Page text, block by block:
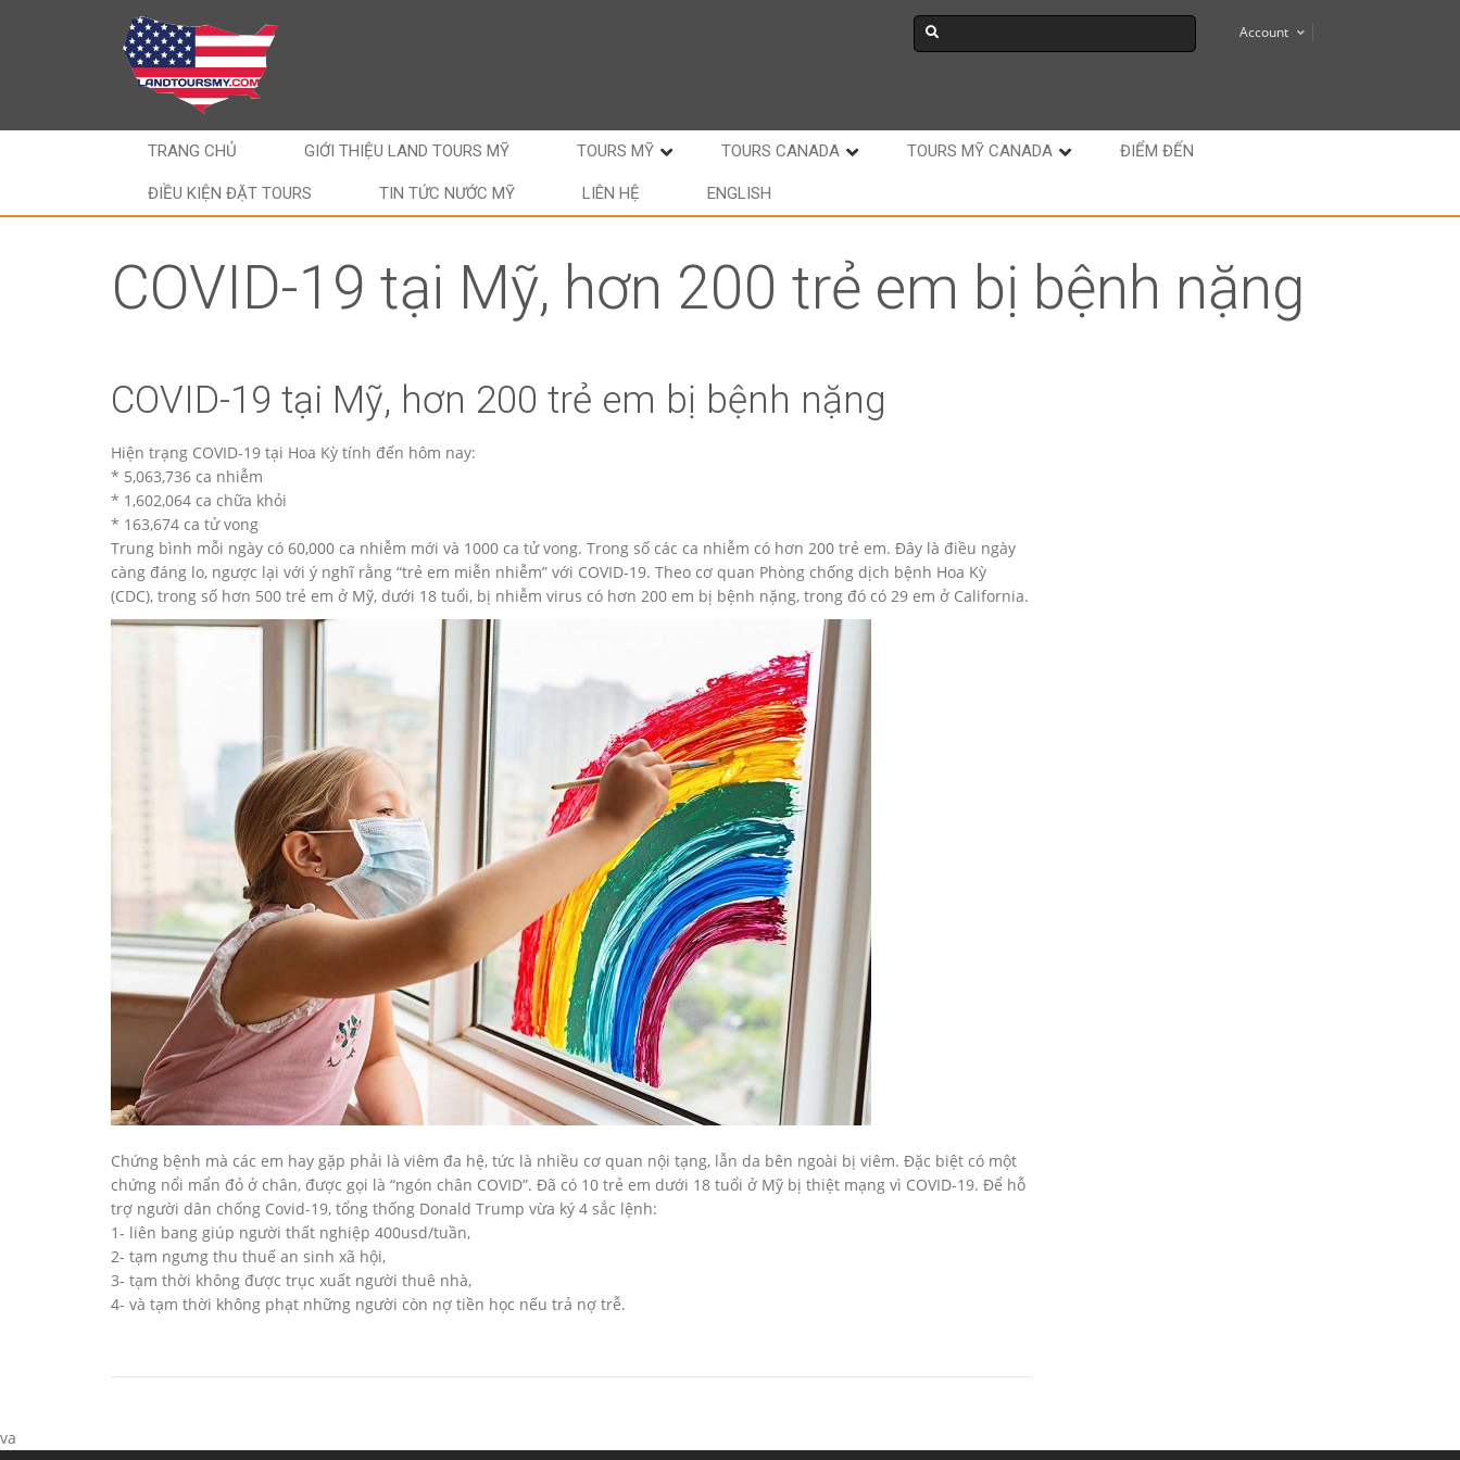
Account
TRANG CHỦ GIỚI THIỆU LAND TOURS MỸ TOURS MỸ TOURS CANADA TOURS MỸ CANADA ĐIỂM ĐẾN
ĐIỀU KIỆN ĐẶT TOURS TIN TỨC NƯỚC MỸ LIÊN HỆ ENGLISH
COVID-19 tại Mỹ, hơn 200 trẻ em bị bệnh nặng
COVID-19 tại Mỹ, hơn 200 trẻ em bị bệnh nặng
Hiện trạng COVID-19 tại Hoa Kỳ tính đến hôm nay:
* 5,063,736 ca nhiễm
* 1,602,064 ca chữa khỏi
* 163,674 ca tử vong
Trung bình mỗi ngày có 60,000 ca nhiễm mới và 1000 ca tử vong. Trong số các ca nhiễm có hơn 200 trẻ em. Đây là điều ngày
càng đáng lo, ngược lại với ý nghĩ rằng “trẻ em miễn nhiễm” với COVID-19. Theo cơ quan Phòng chống dịch bệnh Hoa Kỳ
(CDC), trong số hơn 500 trẻ em ở Mỹ, dưới 18 tuổi, bị nhiễm virus có hơn 200 em bị bệnh nặng, trong đó có 29 em ở California.
Chứng bệnh mà các em hay gặp phải là viêm đa hệ, tức là nhiều cơ quan nội tạng, lẫn da bên ngoài bị viêm. Đặc biệt có một
chứng nổi mẩn đỏ ở chân, được gọi là “ngón chân COVID”. Đã có 10 trẻ em dưới 18 tuổi ở Mỹ bị thiệt mạng vì COVID-19. Để hỗ
trợ người dân chống Covid-19, tổng thống Donald Trump vừa ký 4 sắc lệnh:
1- liên bang giúp người thất nghiệp 400usd/tuần,
2- tạm ngưng thu thuế an sinh xã hội,
3- tạm thời không được trục xuất người thuê nhà,
4- và tạm thời không phạt những người còn nợ tiền học nếu trả nợ trễ.
va